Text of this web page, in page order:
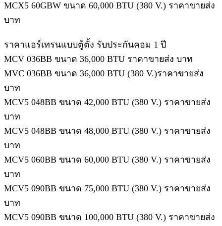
MCX5 60GBW ขนาด 60,000 BTU (380 V.) ราคาขายส่ง
บาท
ราคาแอร์เทรนแบบตู้ตั้ง รับประกันคอม 1 ปี
MCV 036BB ขนาด 36,000 BTU ราคาขายส่ง บาท
MVC 036BB ขนาด 36,000 BTU (380 V.)ราคาขายส่ง
บาท
MCV5 048BB ขนาด 42,000 BTU (380 V.) ราคาขายส่ง
บาท
MCV5 048BB ขนาด 48,000 BTU (380 V.) ราคาขายส่ง
บาท
MCV5 060BB ขนาด 60,000 BTU (380 V.) ราคาขายส่ง
บาท
MCV5 090BB ขนาด 75,000 BTU (380 V.) ราคาขายส่ง
บาท
MCV5 090BB ขนาด 100,000 BTU (380 V.) ราคาขายส่ง